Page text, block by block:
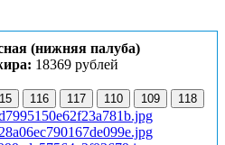
(нижняя палуба)
18369 рублей
116 117 110 109 118